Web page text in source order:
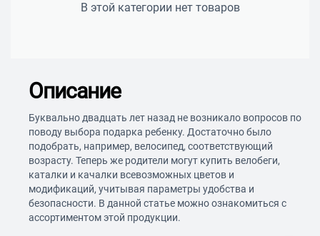
В этой категории нет товаров
Описание
Буквально двадцать лет назад не возникало вопросов по
поводу выбора подарка ребенку. Достаточно было
подобрать, например, велосипед, соответствующий
возрасту. Теперь же родители могут купить велобеги,
каталки и качалки всевозможных цветов и
модификаций, учитывая параметры удобства и
безопасности. В данной статье можно ознакомиться с
ассортиментом этой продукции.